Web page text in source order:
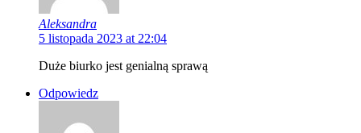
Aleksandra
5 listopada 2023 at 22:04
Duże biurko jest genialną sprawą
Odpowiedz